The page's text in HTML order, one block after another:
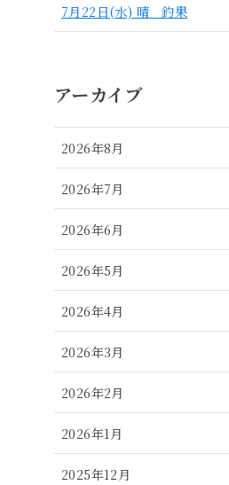
7月22日(水) 晴 釣果
アーカイブ
2026年8月
2026年7月
2026年6月
2026年5月
2026年4月
2026年3月
2026年2月
2026年1月
2025年12月